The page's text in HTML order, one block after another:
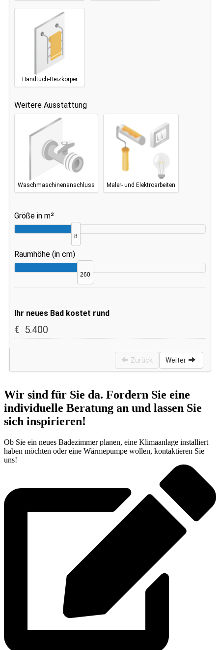
Wir sind für Sie da. Fordern Sie eine
individuelle Beratung an und lassen Sie
sich inspirieren!
Ob Sie ein neues Badezimmer planen, eine Klimaanlage installiert
haben möchten oder eine Wärmepumpe wollen, kontaktieren Sie
uns!